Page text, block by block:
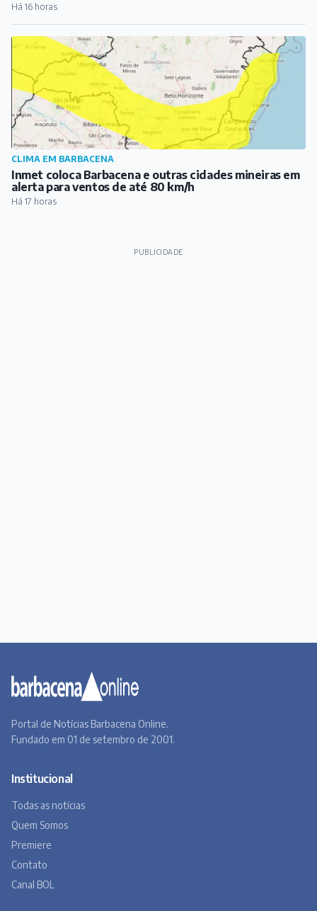
Há 16 horas
CLIMA EM BARBACENA
Inmet coloca Barbacena e outras cidades mineiras em
alerta para ventos de até 80 km/h
Há 17 horas
PUBLICIDADE
Portal de Notícias Barbacena Online.
Fundado em 01 de setembro de 2001.
Institucional
Todas as notícias
Quem Somos
Premiere
Contato
Canal BOL